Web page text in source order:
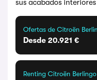
sus acabados
Ofertas de Citroën
Desde 20.921 €
Renting Citroën